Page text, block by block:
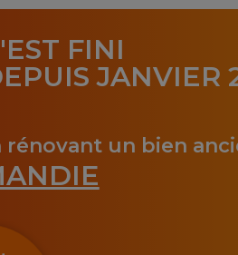
FINI
JANVIER
rénovant un bien